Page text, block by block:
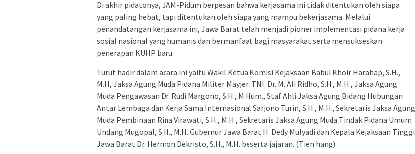
Di akhir pidatonya, JAM-Pidum berpesan bahwa kerjasama ini tidak ditentukan oleh siapa
yang paling hebat, tapi ditentukan oleh siapa yang mampu bekerjasama. Melalui
penandatangan kerjasama ini, Jawa Barat telah menjadi pioner implementasi pidana kerja
sosial nasional yang humanis dan bermanfaat bagi masyarakat serta mensukseskan
penerapan KUHP baru.
Turut hadir dalam acara ini yaitu Wakil Ketua Komisi Kejaksaan Babul Khoir Harahap, S.H.,
M.H, Jaksa Agung Muda Pidana Militer Mayjen TNI. Dr. M. Ali Ridho, S.H., M.H., Jaksa Agung
Muda Pengawasan Dr. Rudi Margono, S.H., M.Hum., Staf Ahli Jaksa Agung Bidang Hubungan
Antar Lembaga dan Kerja Sama Internasional Sarjono Turin, S.H., M.H., Sekretaris Jaksa Agung
Muda Pembinaan Rina Virawati, S.H., M.H., Sekretaris Jaksa Agung Muda Tindak Pidana Umum
Undang Mugopal, S.H., M.H. Gubernur Jawa Barat H. Dedy Mulyadi dan Kepala Kejaksaan Tinggi
Jawa Barat Dr. Hermon Dekristo, S.H., M.H. beserta jajaran. (Tien hang)